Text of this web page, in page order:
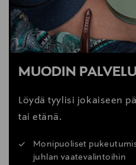
MUODIN
Löydä tyylisi jokaiseen
tai etänä.
Monipuoliset
juhlan vaatevalintoihin